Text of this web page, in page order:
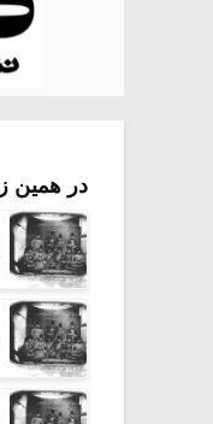
در همین